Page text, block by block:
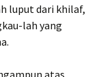
luput dari khilaf,
lah yang
atas